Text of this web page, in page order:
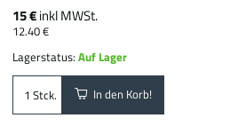
15 €inkl MWSt.
12.40 €
Lagerstatus:Auf Lager
Stck. In den Korb!